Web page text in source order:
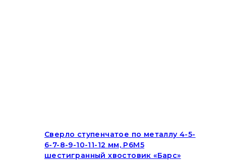
Сверло ступенчатое по металлу 4-5-
6-7-8-9-10-11-12 мм, Р6М5
шестигранный хвостовик «Барс»